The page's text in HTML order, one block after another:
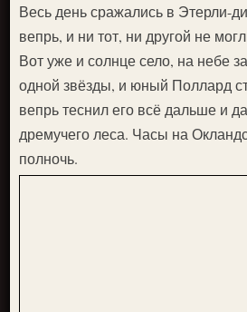
Весь день сражались в Этерли-
вепрь, и ни тот, ни другой не
Вот уже и солнце село, на небе
одной звёзды, и юный Поллард
вепрь теснил его всё дальше и
дремучего леса. Часы на
полночь.